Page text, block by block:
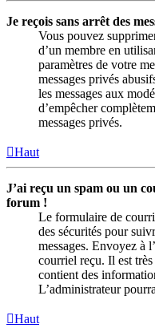
Je reçois sans arrêt des
Vous pouvez
d’un membre en
paramètres de votre
messages privés
les messages aux
d’empêcher
messages privés.
Haut
J’ai reçu un spam ou un
forum !
Le formulaire de
des sécurités pour
messages. Envoyez à
courriel reçu. Il est
contient des
L’administrateur
Haut